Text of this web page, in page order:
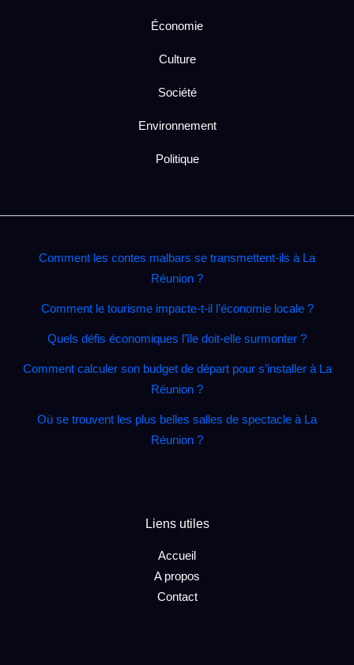
Économie
Culture
Société
Environnement
Politique
Comment les contes malbars se transmettent‑ils à La
Réunion ?
Comment le tourisme impacte‑t‑il l’économie locale ?
Quels défis économiques l’île doit‑elle surmonter ?
Comment calculer son budget de départ pour s’installer à La
Réunion ?
Où se trouvent les plus belles salles de spectacle à La
Réunion ?
Liens utiles
Accueil
A propos
Contact